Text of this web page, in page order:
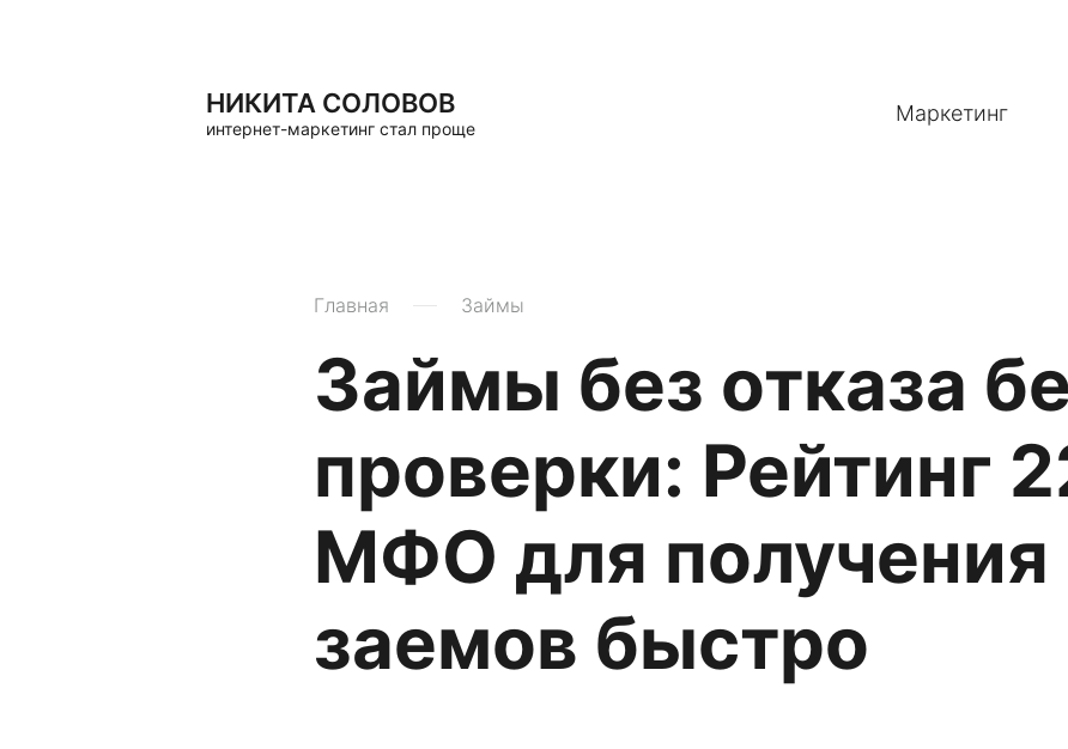
НИКИТА СОЛОВОВ
интернет-маркетинг стал проще
Маркетинг
Главная Займы
Займы без отказа
проверки: Рейтинг
МФО для получения
заемов быстро